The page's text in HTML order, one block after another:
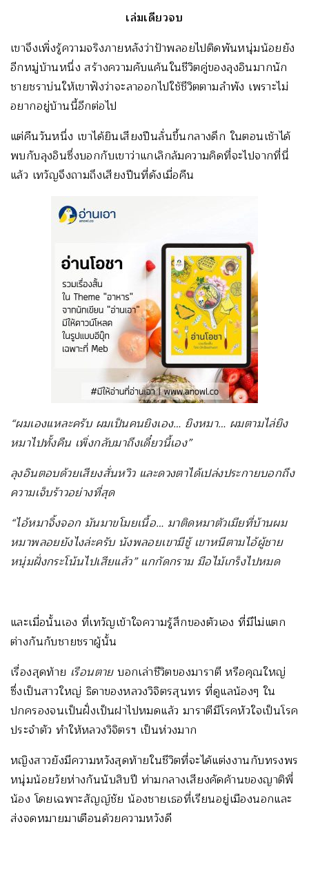
เล่มเดียวจบ
เขาจึงเพิ่งรู้ความจริงภายหลังว่าป้าพลอยไปติดพันหนุ่มน้อยยัง
อีกหมู่บ้านหนึ่ง สร้างความคับแค้นในชีวิตคู่ของลุงอินมากนัก
ชายชราบ่นให้เขาฟังว่าจะลาออกไปใช้ชีวิตตามลำพัง เพราะไม่
อยากอยู่บ้านนี้อีกต่อไป
แต่คืนวันหนึ่ง เขาได้ยินเสียงปืนลั่นขึ้นกลางดึก ในตอนเช้าได้
พบกับลุงอินซึ่งบอกกับเขาว่าแกเลิกล้มความคิดที่จะไปจากที่นี่
แล้ว เทวัญจึงถามถึงเสียงปืนที่ดังเมื่อคืน
“ผมเองแหละครับ ผมเป็นคนยิงเอง… ยิงหมา… ผมตามไล่ยิง
หมาไปทั้งคืน เพิ่งกลับมาถึงเดี๋ยวนี้เอง”
ลุงอินตอบด้วยเสียงสั่นหวิว และดวงตาได้เปล่งประกายบอกถึง
ความเจ็บร้าวอย่างที่สุด
“ไอ้หมาจิ้งจอก มันมาขโมยเนื้อ… มาติดหมาตัวเมียที่บ้านผม
หมาพลอยยังไงล่ะครับ นังพลอยเขามีชู้ เขาหนีตามไอ้ผู้ชาย
หนุ่มฝั่งกระโน้นไปเสียแล้ว” แกกัดกราม มือไม้เกร็งไปหมด
และเมื่อนั้นเอง ที่เทวัญเข้าใจความรู้สึกของตัวเอง ที่มีไม่แตก
ต่างกันกับชายชราผู้นั้น
เรื่องสุดท้าย เรือนตายบอกเล่าชีวิตของมาราตี หรือคุณใหญ่
ซึ่งเป็นสาวใหญ่ ธิดาของหลวงวิจิตรสุนทร ที่ดูแลน้องๆ ใน
ปกครองจนเป็นฝั่งเป็นฝาไปหมดแล้ว มาราตีมีโรคหัวใจเป็นโรค
ประจำตัว ทำให้หลวงวิจิตรฯ เป็นห่วงมาก
หญิงสาวยังมีความหวังสุดท้ายในชีวิตที่จะได้แต่งงานกับทรงพร
หนุ่มน้อยวัยห่างกันนับสิบปี ท่ามกลางเสียงคัดค้านของญาติพี่
น้อง โดยเฉพาะสัญญ์ชัย น้องชายเธอที่เรียนอยู่เมืองนอกและ
ส่งจดหมายมาเตือนด้วยความหวังดี